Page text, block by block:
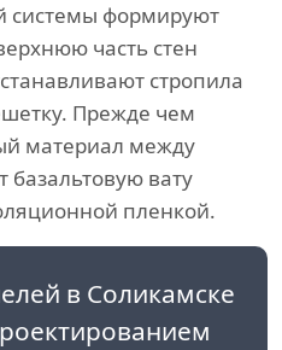
системы формируют
часть стен
стропила
Прежде чем
материал между
вату
пленкой.
в Соликамске